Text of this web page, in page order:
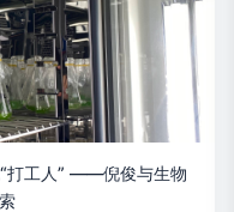
“打工人” ——倪俊与生物